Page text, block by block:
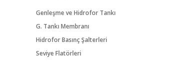
Genleşme ve Hidrofor Tankı
G. Tankı Membranı
Hidrofor Basınç Şalterleri
Seviye Flatörleri